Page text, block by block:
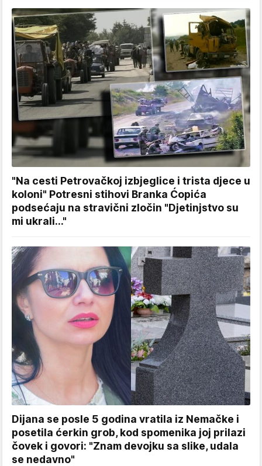
"Na cesti Petrovačkoj izbjeglice i trista djece u
koloni" Potresni stihovi Branka Ćopića
podsećaju na stravični zločin "Djetinjstvo su
mi ukrali..."
Dijana se posle 5 godina vratila iz Nemačke i
posetila ćerkin grob, kod spomenika joj prilazi
čovek i govori: "Znam devojku sa slike, udala
se nedavno"